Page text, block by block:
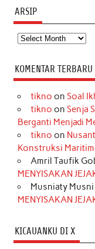
ARSIP
Arsip
KOMENTAR TERBARU
tikno on Soal
tikno on Senja
Berganti Menjadi
tikno on
Konstruksi
Amril Taufik
MENYISAKAN
Musniaty Musni
MENYISAKAN
KICAUANKU DI X